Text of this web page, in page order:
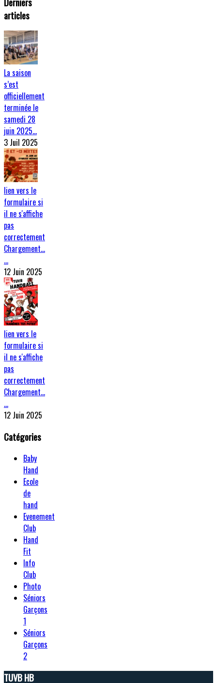
articles
La saison
s’est
officiellement
terminée le
samedi 28
juin 2025…
3 Juil 2025
lien vers le
formulaire si
il ne s'affiche
pas
correctement
Chargement…
…
12 Juin 2025
lien vers le
formulaire si
il ne s'affiche
pas
correctement
Chargement…
…
12 Juin 2025
Catégories
Baby
Hand
Ecole
de
hand
Evenement
Club
Hand
Fit
Info
Club
Photo
Séniors
Garçons
1
Séniors
Garçons
2
TUVB HB